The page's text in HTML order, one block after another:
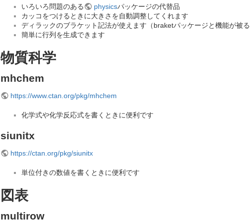
いろいろ問題のある physicsパッケージの代替品
カッコをつけるときに大きさを自動調整してくれます
ディラックのブラケット記法が使えます（braketパッケージと機能が被る
簡単に行列を生成できます
物質科学
mhchem
https://www.ctan.org/pkg/mhchem
化学式や化学反応式を書くときに便利です
siunitx
https://ctan.org/pkg/siunitx
単位付きの数値を書くときに便利です
図表
multirow